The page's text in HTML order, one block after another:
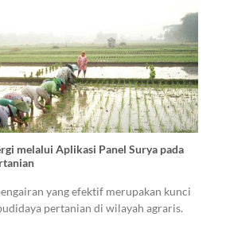
melalui Aplikasi Panel Surya pada
yang efektif merupakan kunci
pertanian di wilayah agraris.